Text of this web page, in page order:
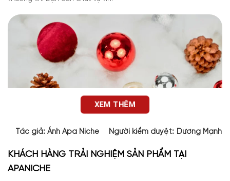
XEM THÊM
Tác giả: Ánh Apa Niche Người kiểm duyệt: Dương Mạnh
KHÁCH HÀNG TRẢI NGHIỆM SẢN PHẨM TẠI
APANICHE